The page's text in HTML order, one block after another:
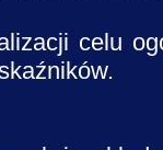
celu